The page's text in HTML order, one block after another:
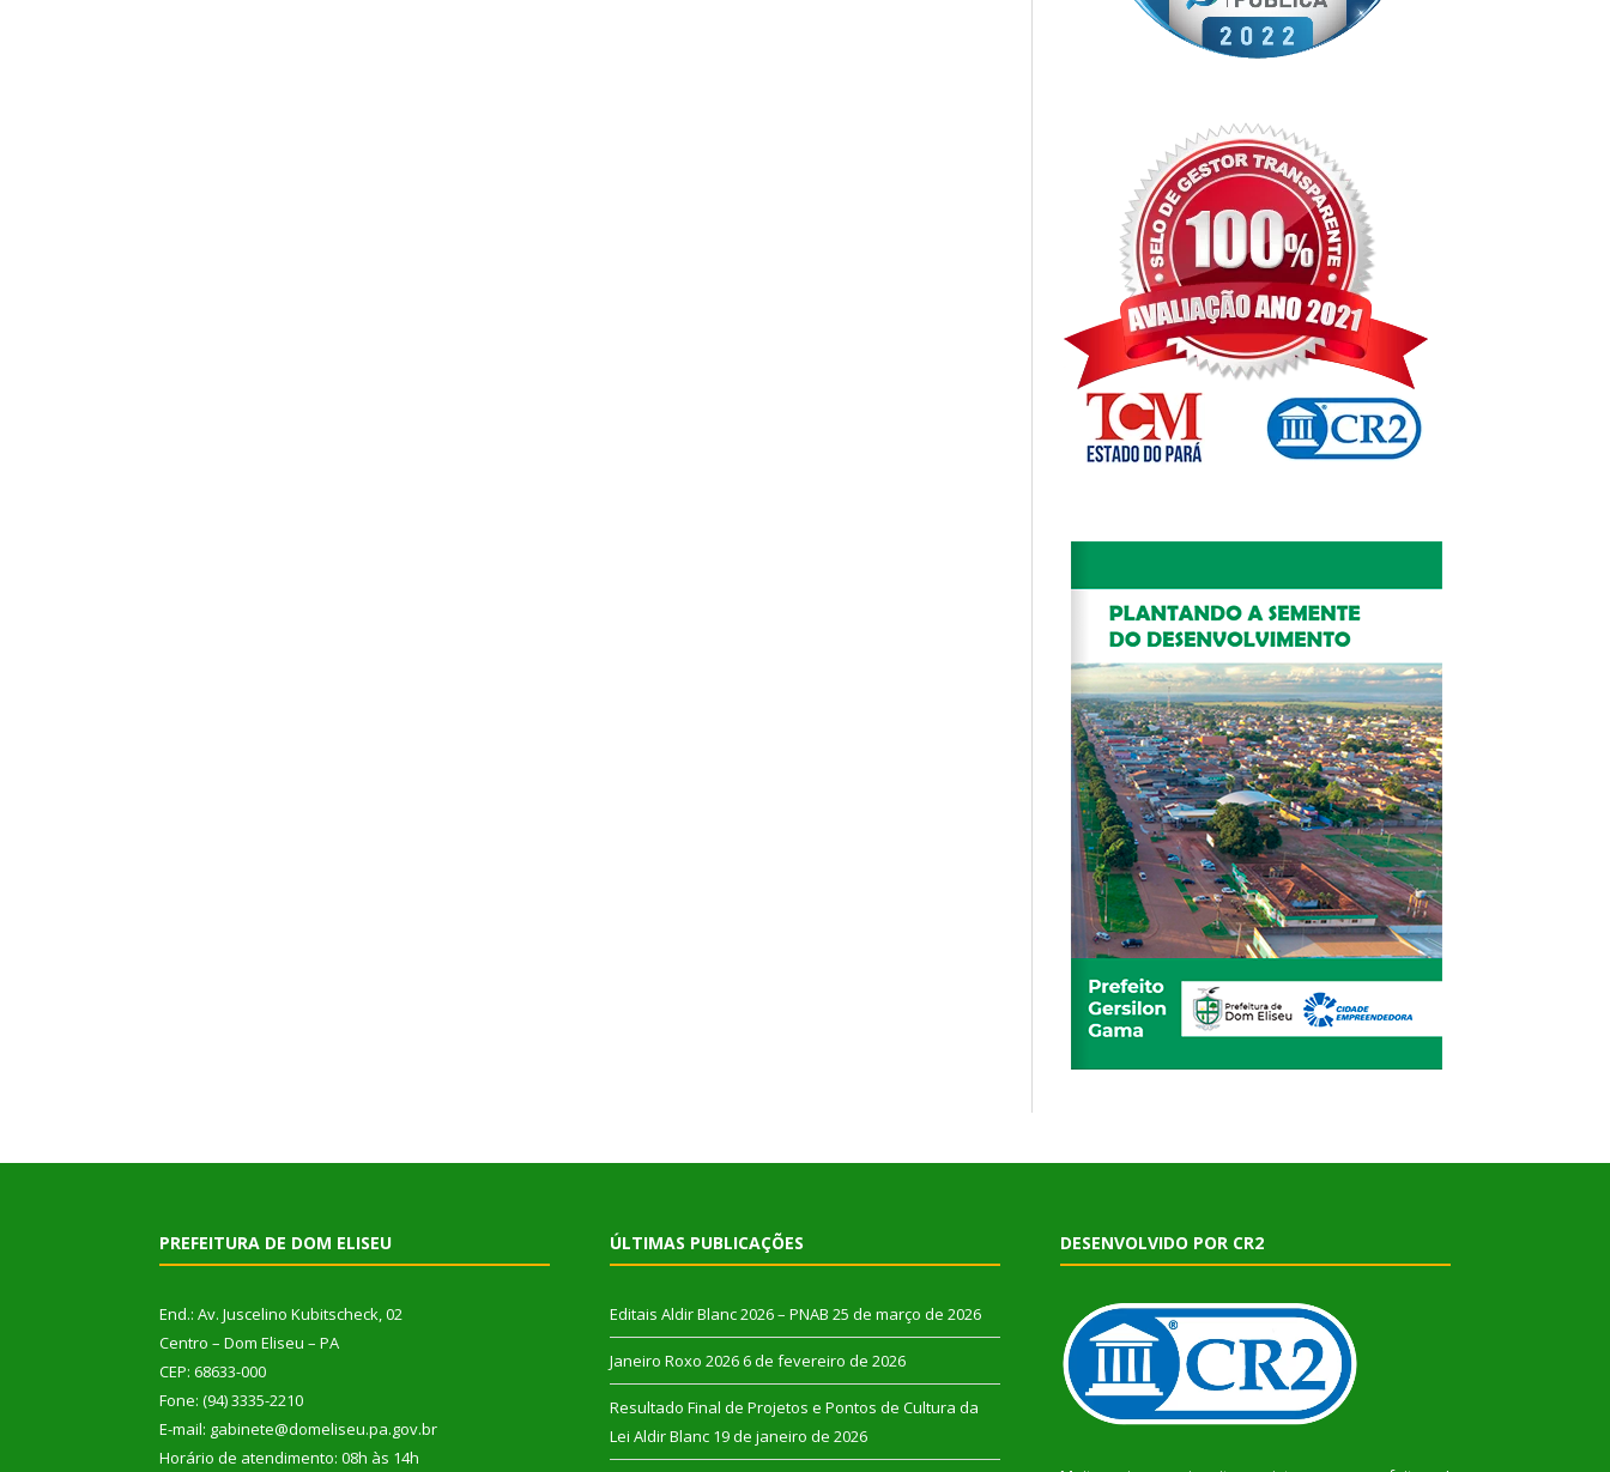
PREFEITURA DE DOM ELISEU
End.: Av. Juscelino Kubitscheck, 02
Centro – Dom Eliseu – PA
CEP: 68633-000
Fone: (94) 3335-2210
E-mail: gabinete@domeliseu.pa.gov.br
Horário de atendimento: 08h às 14h
ÚLTIMAS PUBLICAÇÕES
Editais Aldir Blanc 2026 – PNAB 25 de março de 2026
Janeiro Roxo 2026 6 de fevereiro de 2026
Resultado Final de Projetos e Pontos de Cultura da
Lei Aldir Blanc 19 de janeiro de 2026
DESENVOLVIDO POR CR2